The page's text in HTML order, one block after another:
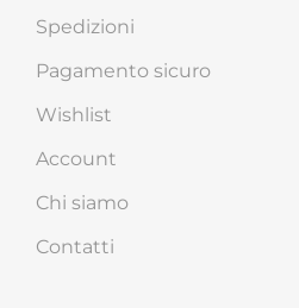
Spedizioni
Pagamento sicuro
Wishlist
Account
Chi siamo
Contatti